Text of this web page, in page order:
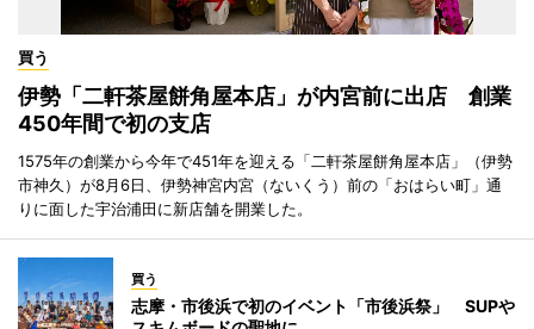
買う
伊勢「二軒茶屋餅角屋本店」が内宮前に出店 創業
450年間で初の支店
1575年の創業から今年で451年を迎える「二軒茶屋餅角屋本店」（伊勢
市神久）が8月6日、伊勢神宮内宮（ないくう）前の「おはらい町」通
りに面した宇治浦田に新店舗を開業した。
買う
志摩・市後浜で初のイベント「市後浜祭」 SUPや